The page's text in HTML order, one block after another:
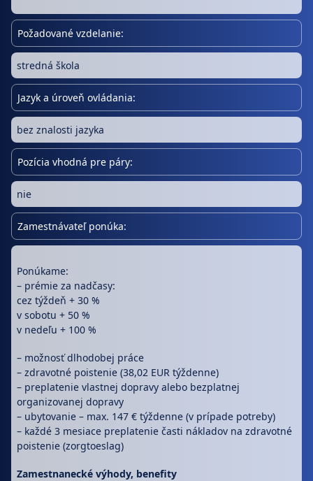
Požadované vzdelanie:
stredná škola
Jazyk a úroveň ovládania:
bez znalosti jazyka
Pozícia vhodná pre páry:
nie
Zamestnávateľ ponúka:
Ponúkame:
– prémie za nadčasy:
cez týždeň + 30 %
v sobotu + 50 %
v nedeľu + 100 %
– možnosť dlhodobej práce
– zdravotné poistenie (38,02 EUR týždenne)
– preplatenie vlastnej dopravy alebo bezplatnej
organizovanej dopravy
– ubytovanie – max. 147 € týždenne (v prípade potreby)
– každé 3 mesiace preplatenie časti nákladov na zdravotné
poistenie (zorgtoeslag)
Zamestnanecké výhody, benefity